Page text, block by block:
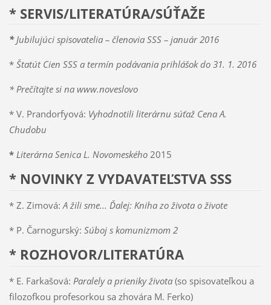
* SERVIS/LITERATÚRA/SÚŤAŽE
*Jubilujúci spisovatelia – členovia SSS – január 2016
* Štatút Cien SSS a termín podávania prihlášok do 31. 1. 2016
* Prečítajte si na www.noveslovo
* V. Prandorfyová: Vyhodnotili literárnu súťaž Cena A.
Chudobu
* Literárna Senica L. Novomeského2015
* NOVINKY Z VYDAVATEĽSTVA SSS
* Z. Zimová:A žili sme... Ďalej: Kniha zo života o živote
* P. Čarnogurský: Súboj s komunizmom 2
* ROZHOVOR/LITERATÚRA
* E. Farkašová: Paralely a prieniky života(so spisovateľkou a
filozofkou profesorkou sa zhovára M. Ferko)